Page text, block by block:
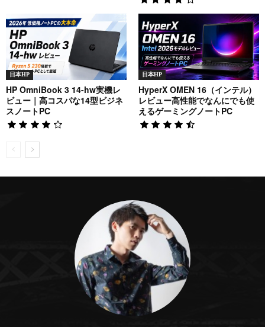
日本HP
HP OmniBook 3 14-hw実機レ
ビュー｜高コスパな14型ビジネ
スノートPC
日本HP
HyperX OMEN 16（インテル）
レビュー高性能でなんにでも使
えるゲーミングノートPC